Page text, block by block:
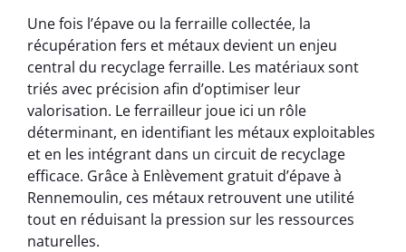
Une fois l’épave ou la ferraille collectée, la
récupération fers et métaux devient un enjeu
central du recyclage ferraille. Les matériaux sont
triés avec précision afin d’optimiser leur
valorisation. Le ferrailleur joue ici un rôle
déterminant, en identifiant les métaux exploitables
et en les intégrant dans un circuit de recyclage
efficace. Grâce à Enlèvement gratuit d’épave à
Rennemoulin, ces métaux retrouvent une utilité
tout en réduisant la pression sur les ressources
naturelles.